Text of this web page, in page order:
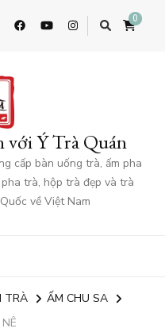
0
với Ý Trà Quán
cấp bàn uống trà, ấm pha
trà, hộp trà đẹp và trà
về Việt Nam
TRÀ
ẤM CHU SA